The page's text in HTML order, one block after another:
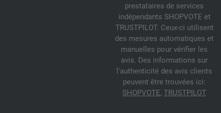
prestataires de services
indépendants SHOPVOTE et
TRUSTPILOT. Ceux-ci utilisent
des mesures automatiques et
manuelles pour vérifier les
avis. Des informations sur
l'authenticité des avis clients
peuvent être trouvées ici:
SHOPVOTE, TRUSTPILOT